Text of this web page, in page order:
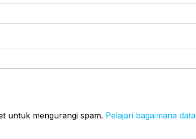
untuk mengurangi spam. Pelajari bagaimana data